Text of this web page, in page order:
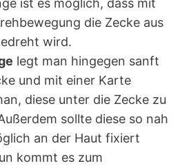
ist es möglich, dass mit
die Zecke aus
wird.
legt man hingegen sanft
und mit einer Karte
diese unter die Zecke zu
sollte diese so nah
an der Haut fixiert
kommt es zum